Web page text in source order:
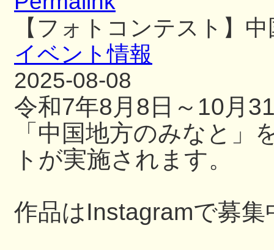
【フォトコンテスト】
イベント情報
2025-08-08
令和7年8月8日～10月
「中国地方のみなと
トが実施されます。
作品はInstagramで募集